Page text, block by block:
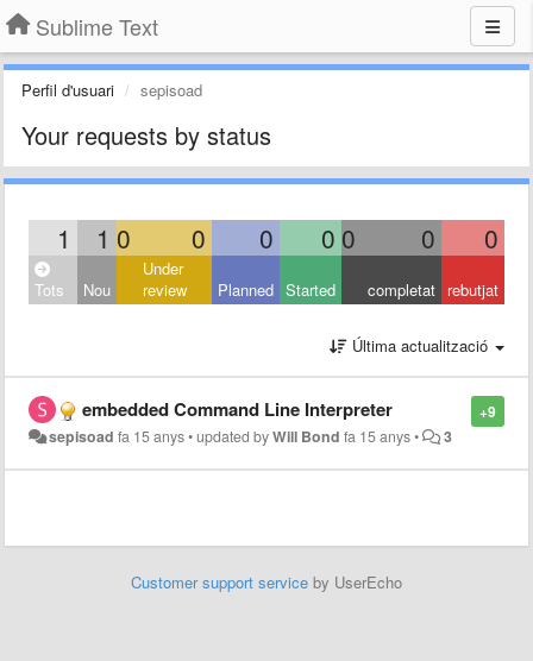
Sublime Text
Perfil d'usuari sepisoad
Your requests by status
1 1 0 0 0 0 0 0 0
Tots Nou
Under
review
Planned Started completat rebutjat
Última actualització
+9
embedded Command Line Interpreter
sepisoad fa 15 anys•updated byWill Bond fa 15 anys• 3
Customer support service by UserEcho